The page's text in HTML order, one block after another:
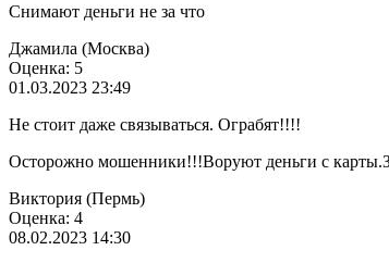
Снимают деньги не за что
Джамила (Москва)
Оценка: 5
01.03.2023 23:49
Не стоит даже связываться. Ограбят!!!!
Осторожно мошенники!!!Воруют деньги с
Виктория (Пермь)
Оценка: 4
08.02.2023 14:30